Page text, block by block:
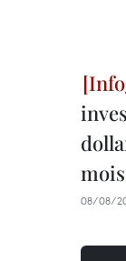
mois
08/08/